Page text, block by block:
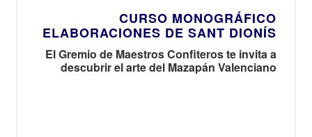
CURSO MONOGRÁFICO
ELABORACIONES DE SANT DIONÍS
El Gremio de Maestros Confiteros te invita a
descubrir el arte del Mazapán Valenciano